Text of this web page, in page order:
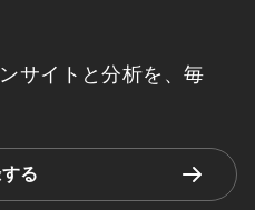
サイトと分析を、毎
る